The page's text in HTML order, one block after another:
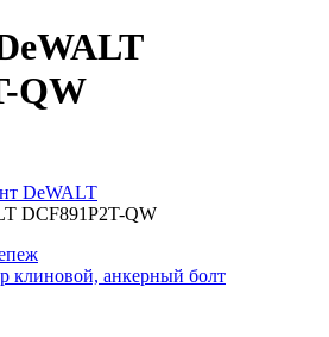
QW
DeWALT
DCF891P2T-QW
клиновой, анкерный болт